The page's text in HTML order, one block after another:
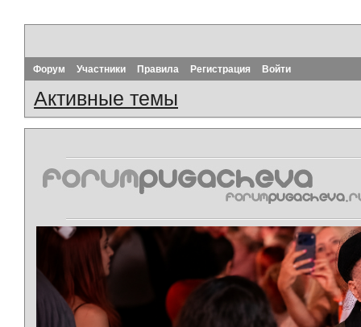
Форум Участники Правила Регистрация Войти
Активные темы